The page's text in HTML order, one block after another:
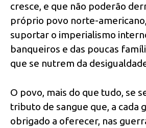
cresce, e que não poderão
próprio povo norte-
suportar o imperialismo
banqueiros e das poucas
que se nutrem da
O povo, mais do que tudo, se
tributo de sangue que, a cada
obrigado a oferecer, nas